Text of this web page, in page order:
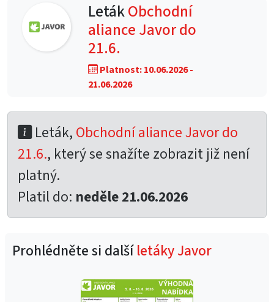
LetákObchodní
aliance Javor do
21.6.
Platnost: 10.06.2026 -
21.06.2026
Leták, Obchodní aliance Javor do
21.6., který se snažíte zobrazit již není
platný.
Platil do: neděle 21.06.2026
Prohlédněte si dalšíletáky Javor